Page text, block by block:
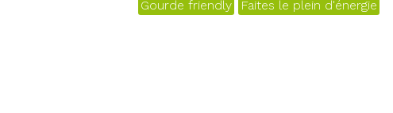
Gourde friendly Faites le plein d'énergie